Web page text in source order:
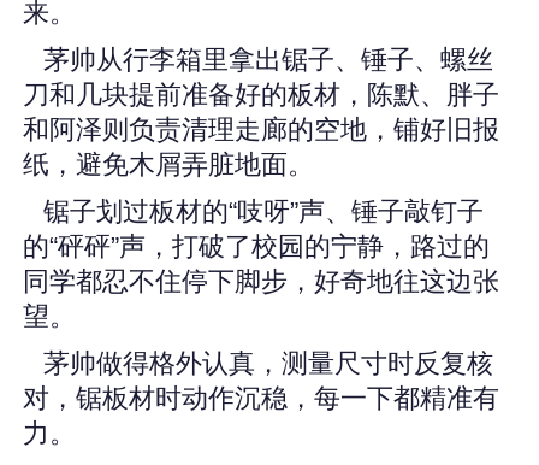
来。
茅帅从行李箱里拿出锯子、锤子、螺丝
刀和几块提前准备好的板材，陈默、胖子
和阿泽则负责清理走廊的空地，铺好旧报
纸，避免木屑弄脏地面。
锯子划过板材的“吱呀”声、锤子敲钉子
的“砰砰”声，打破了校园的宁静，路过的
同学都忍不住停下脚步，好奇地往这边张
望。
茅帅做得格外认真，测量尺寸时反复核
对，锯板材时动作沉稳，每一下都精准有
力。